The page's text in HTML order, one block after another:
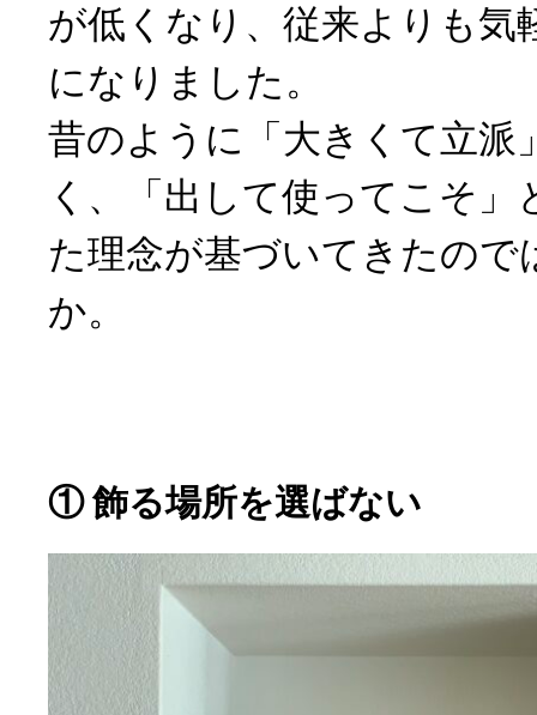
が低くなり、従来よりも気
になりました。
昔のように「大きくて立派
く、「出して使ってこそ」
た理念が基づいてきたので
か。
① 飾る場所を選ばない